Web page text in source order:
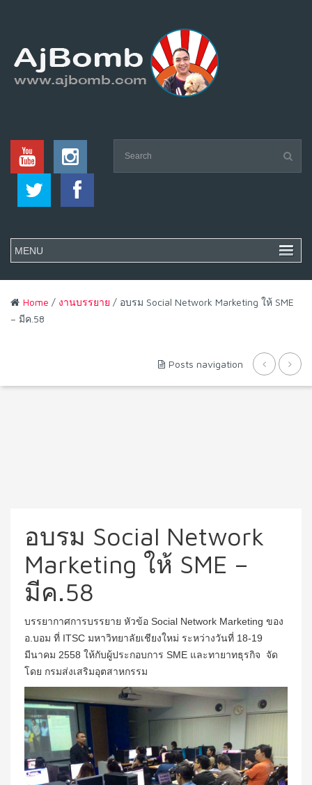
Home / งานบรรยาย / อบรม Social Network Marketing ให้ SME
– มีค.58
Posts navigation
อบรม Social Network
Marketing ให้ SME –
มีค.58
บรรยากาศการบรรยาย หัวข้อ Social Network Marketing ของ
อ.บอม ที่ ITSC มหาวิทยาลัยเชียงใหม่ ระหว่างวันที่ 18-19
มีนาคม 2558 ให้กับผู้ประกอบการ SME และทายาทธุรกิจ จัด
โดย กรมส่งเสริมอุตสาหกรรม